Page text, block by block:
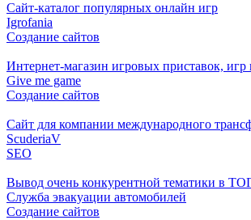
Cайт-каталог популярных онлайн игр
Igrofania
Создание сайтов
Интернет-магазин игровых приставок, игр
Give me game
Создание сайтов
Сайт для компании международного
ScuderiaV
SEO
Вывод очень конкурентной тематики в
Служба эвакуации автомобилей
Создание сайтов